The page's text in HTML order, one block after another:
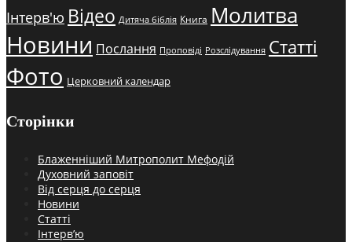
Інтерв'ю Відео Дитяча біблія Книга Молитва
Новини Послання Проповіді Розслідування Статті
Фото Церковний календар
Сторінки
Блаженніший Митрополит Мефодій
Духовний заповіт
Від серця до серця
Новини
Статті
Інтерв’ю